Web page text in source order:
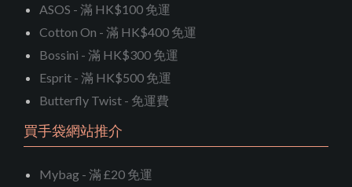
ASOS - 滿 HK$100 免運
Cotton On - 滿 HK$400 免運
Bossini - 滿 HK$300 免運
Esprit - 滿 HK$500 免運
Butterfly Twist - 免運費
買手袋網站推介
Mybag - 滿 £20 免運